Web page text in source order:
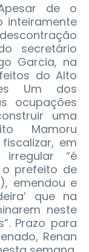
de o
inteiramente
secretário
Garcia, na
do Alto
Um dos
ocupações
uma
Mamoru
em
“é
prefeito de
emendou e
que na
neste
Prazo para
Renan